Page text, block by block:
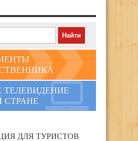
ТЕЛЕВИДЕНИЕ
ДЛЯ ТУРИСТОВ